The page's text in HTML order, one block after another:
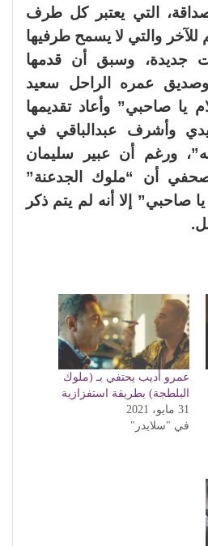
التي يعتبر كل طرف
والتي لا يسمح طرفيها
جديدة، وسبق أن قدمها
وصديق عمره الراحل سعيد
يا صاحبي” وأعاد تقديمها
وأشرف عبدالباقي في
ورغم أن عبير سليمان
أن “ملوك الجدعنة”
إلا أنه لم يتم ذكر
عمرو أديب يحتفي بـ (ملوك
البلطجة) بطريقة استفزازية
31 مايو، 2021
في "سلايدر"